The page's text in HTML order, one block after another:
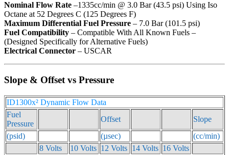
Nominal Flow Rate –1335cc/min @ 3.0 Bar (43.5 psi) Using Iso
Octane at 52 Degrees C (125 Degrees F)
Maximum Differential Fuel Pressure – 7.0 Bar (101.5 psi)
Fuel Compatibility – Compatible With All Known Fuels –
(Designed Specifically for Alternative Fuels)
Electrical Connector – USCAR
Slope & Offset vs Pressure
ID1300x² Dynamic Flow Data
Fuel
Pressure
Offset
Slope
(psid)
(µsec)
(cc/min)
8 Volts
10 Volts 12 Volts 14 Volts 16 Volts